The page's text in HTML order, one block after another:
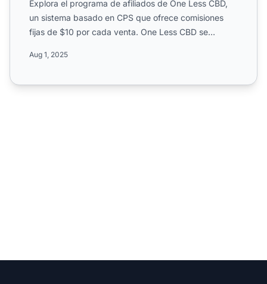
Explora el programa de afiliados de One Less CBD,
un sistema basado en CPS que ofrece comisiones
fijas de $10 por cada venta. One Less CBD se
Aug 1, 2025